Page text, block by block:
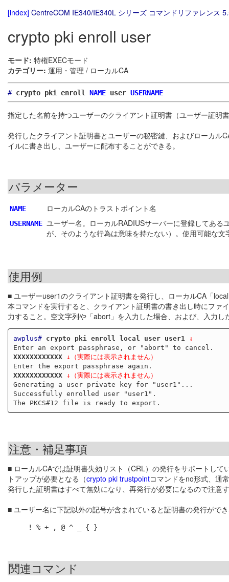
[index] CentreCOM IE340/IE340L シリーズ コマンドリファレンス
crypto pki enroll user
モード: 特権EXECモード
カテゴリー: 運用・管理 / ローカルCA
# crypto pki enroll NAME user USERNAME
指定した名前を持つユーザーのクライアント証明書（ユーザー証明
発行したクライアント証明書とユーザーの秘密鍵、およびローカル
イルに書き出し、ユーザーに配布することができる。
パラメーター
NAME ローカルCAのトラストポイント名
USERNAME ユーザー名。ローカルRADIUSサーバーに登録してあ
が、そのような行為は意味を持たない）。使用可能な
使用例
■ ユーザーuser1のクライアント証明書を発行し、ローカルCA「
本コマンドを実行すると、クライアント証明書の書き出し時にフ
力すること。空文字列や「abort」を入力した場合、および、入力
awplus# crypto pki enroll local user user1
↓
XXXXXXXXXXXX
↓（実際には表示されません）
XXXXXXXXXXXX
↓（実際には表示されません）
Generating a user private key for "user1"...
Successfully enrolled user "user1".
注意・補足事項
■ ローカルCAでは証明書失効リスト（CRL）の発行をサポートし
トアップが必要となる（crypto pki trustpointコマンドをno形式、通
発行した証明書はすべて無効になり、再発行が必要になるので注意
■ ユーザー名に下記以外の記号が含まれていると証明書の発行がで
! % + , @ ^ _ { }
関連コマンド